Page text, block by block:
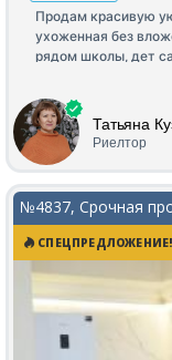
Продам красивую
ухоженная без
рядом школы, дет
моря зелёная горка
Бронированная
балкон застеклён.
кабина, по
потолки во всех
Татьяна
Риелтор
№4837, Срочная
СПЕЦПРЕДЛОЖЕНИЕ!